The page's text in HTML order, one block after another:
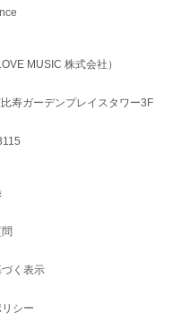
MUSIC 株式会社）
寿ガーデンプレイスタワー3F
く表示
シー